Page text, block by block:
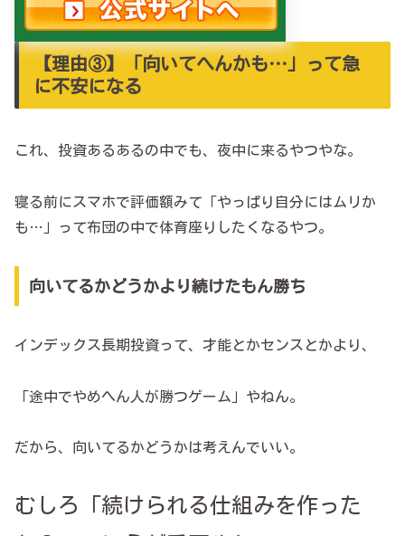
【理由③】「向いてへんかも…」って急
に不安になる
これ、投資あるあるの中でも、夜中に来るやつやな。
寝る前にスマホで評価額みて「やっぱり自分にはムリか
も…」って布団の中で体育座りしたくなるやつ。
向いてるかどうかより続けたもん勝ち
インデックス長期投資って、才能とかセンスとかより、
「途中でやめへん人が勝つゲーム」やねん。
だから、向いてるかどうかは考えんでいい。
むしろ「続けられる仕組みを作った